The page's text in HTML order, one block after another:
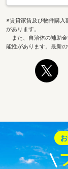
※賃貸家賃及び物件購入
があります。
また、自治体の補助
能性があります。最新